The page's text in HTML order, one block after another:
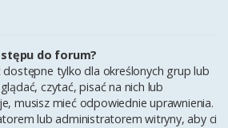
do forum?
tylko dla określonych grup lub
czytać, pisać na nich lub
musisz mieć odpowiednie uprawnienia.
lub administratorem witryny, aby ci